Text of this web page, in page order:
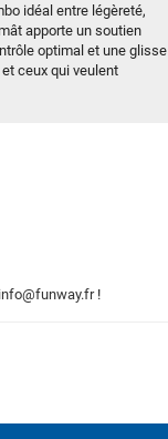
idéal entre légèreté,
apporte un soutien
optimal et une glisse
ceux qui veulent
info@funway.fr!